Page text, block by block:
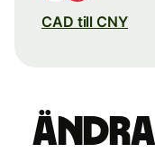
CAD till CNY